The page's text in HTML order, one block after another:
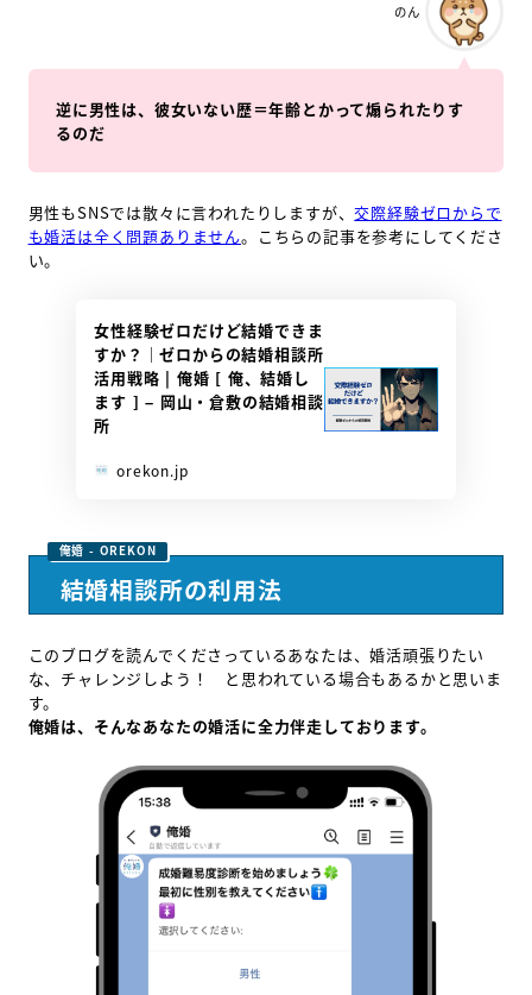
のん
逆に男性は、彼女いない歴＝年齢とかって煽られたりす
るのだ
男性もSNSでは散々に言われたりしますが、交際経験ゼロからで
も婚活は全く問題ありません。こちらの記事を参考にしてくださ
い。
女性経験ゼロだけど結婚できま
すか？｜ゼロからの結婚相談所
活用戦略 | 俺婚 [ 俺、結婚し
ます ] – 岡山・倉敷の結婚相談
所
orekon.jp
結婚相談所の利用法
このブログを読んでくださっているあなたは、婚活頑張りたい
な、チャレンジしよう！ と思われている場合もあるかと思いま
す。
俺婚は、そんなあなたの婚活に全力伴走しております。